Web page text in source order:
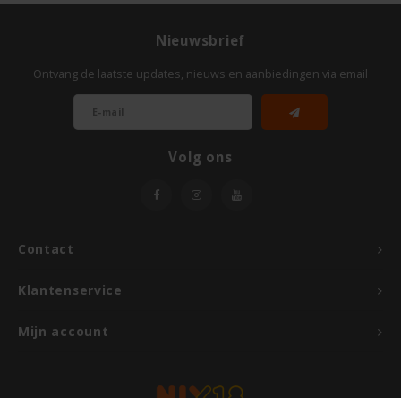
Yakso
Contact
Nieuwsbrief
Ontvang de laatste updates, nieuws en aanbiedingen via email
Volg ons
Klantenservice
Mijn account